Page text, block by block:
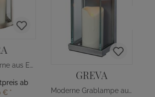
Edle Grablaterne aus Edelstahl
ab
€ *
GREVA
Moderne Grablampe aus Aluminium